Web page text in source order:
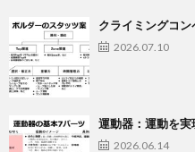
クライミングコ
2026.07.10
運動器：運動を
2026.06.14